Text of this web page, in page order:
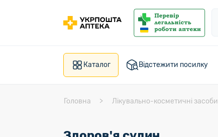
Каталог Відстежити посилку
Головна Лікувально-косметичні засоби